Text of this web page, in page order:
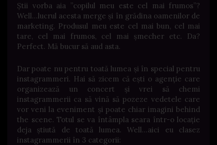
Știi vorba aia ”copilul meu este cel mai frumos”?
Well…lucrul acesta merge și în grădina oamenilor de
marketing. Produsul meu este cel mai bun, cel mai
tare, cel mai frumos, cel mai șmecher etc. Da?
Perfect. Mă bucur să aud asta.
Dar poate nu pentru toată lumea și în special pentru
instagrammeri. Hai să zicem că ești o agenție care
organizează un concert și vrei să chemi
instagrammerii ca să vină să pozeze vedetele care
vor veni la eveniment și poate chiar imagini behind
the scene. Totul se va întâmpla seara într-o locație
deja știută de toată lumea. Well…aici eu clasez
instagrammerii în 3 categorii: